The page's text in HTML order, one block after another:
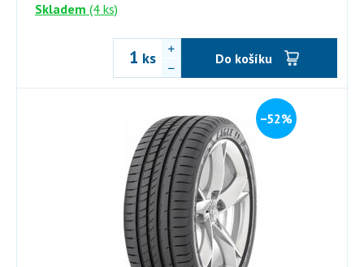
Skladem (4 ks)
ks Do košíku
−52%